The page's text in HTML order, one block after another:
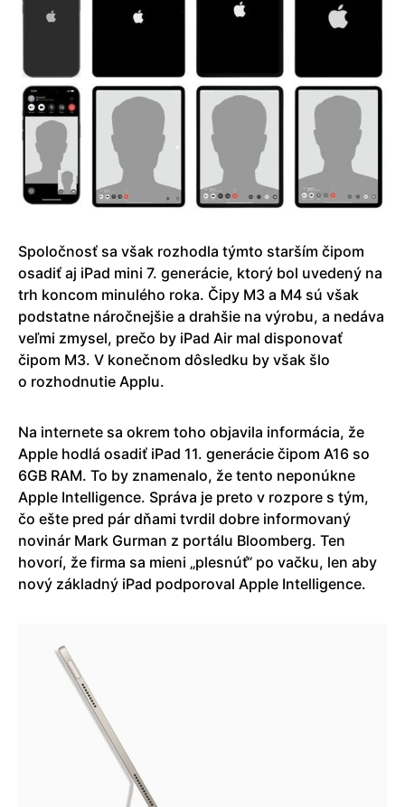
Spoločnosť sa však rozhodla týmto starším čipom
osadiť aj iPad mini 7. generácie, ktorý bol uvedený na
trh koncom minulého roka. Čipy M3 a M4 sú však
podstatne náročnejšie a drahšie na výrobu, a nedáva
veľmi zmysel, prečo by iPad Air mal disponovať
čipom M3. V konečnom dôsledku by však šlo
o rozhodnutie Applu.
Na internete sa okrem toho objavila informácia, že
Apple hodlá osadiť iPad 11. generácie čipom A16 so
6GB RAM. To by znamenalo, že tento neponúkne
Apple Intelligence. Správa je preto v rozpore s tým,
čo ešte pred pár dňami tvrdil dobre informovaný
novinár Mark Gurman z portálu Bloomberg. Ten
hovorí, že firma sa mieni „plesnúť“ po vačku, len aby
nový základný iPad podporoval Apple Intelligence.